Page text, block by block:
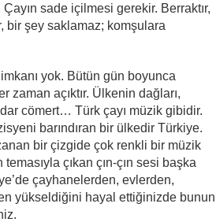
sade içilmesi gerekir. Berraktır,
bir şey saklamaz; komşulara
yok. Bütün gün boyunca
zaman açıktır. Ülkenin dağları,
cömert… Türk çayı müzik gibidir.
barındıran bir ülkedir Türkiye.
bir çizgide çok renkli bir müzik
çıkan çın-çın sesi başka
çayhanelerden, evlerden,
yükseldiğini hayal ettiğinizde bunun